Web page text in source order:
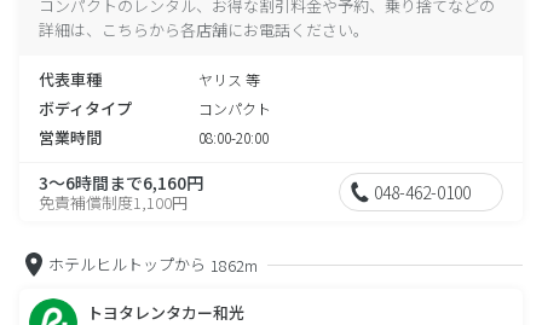
コンパクトのレンタル、お得な割引料金や予約、乗り捨てなどの
詳細は、こちらから各店舗にお電話ください。
代表車種 ヤリス 等
ボディタイプ コンパクト
営業時間 08:00-20:00
3～6時間まで6,160円
免責補償制度1,100円 048-462-0100
ホテルヒルトップから 1862m
トヨタレンタカー和光